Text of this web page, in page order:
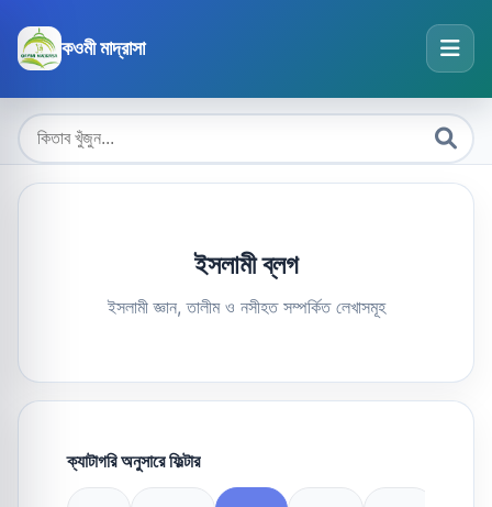
কওমী মাদ্রাসা
ইসলামী ব্লগ
ইসলামী জ্ঞান, তালীম ও নসীহত সম্পর্কিত লেখাসমূহ
ক্যাটাগরি অনুসারে ফিল্টার